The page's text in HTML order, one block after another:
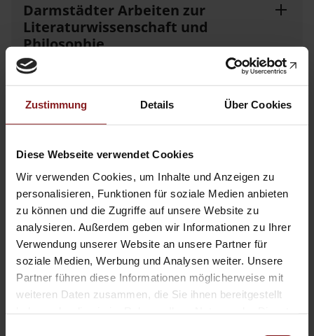
Zustimmung Details Über Cookies
Diese Webseite verwendet Cookies
Wir verwenden Cookies, um Inhalte und Anzeigen zu
personalisieren, Funktionen für soziale Medien anbieten
zu können und die Zugriffe auf unsere Website zu
analysieren. Außerdem geben wir Informationen zu Ihrer
Verwendung unserer Website an unsere Partner für
soziale Medien, Werbung und Analysen weiter. Unsere
Partner führen diese Informationen möglicherweise mit
weiteren Daten zusammen, die Sie ihnen bereitgestellt
Darmstädter Arbeiten zur
Literaturwissenschaft und
Philosophie
Literatur – Kultur – Text
Literatur und Medien
Studien zu Literatur und Film der
Gegenwart
Wissenschaftliche Beiträge aus
dem Tectum Verlag: Anglistik